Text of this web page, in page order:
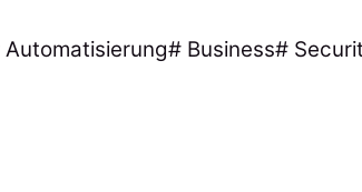
Automatisierung# Business#